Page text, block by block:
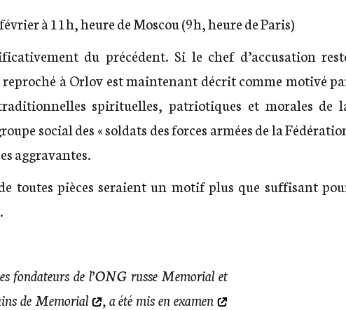
à 11h, heure de Moscou (9h, heure de Paris)
du précédent. Si le chef d’accusation
reproché à Orlov est maintenant décrit comme motivé
spirituelles, patriotiques et morales de
social des « soldats des forces armées de la
aggravantes.
toutes pièces seraient un motif plus que suffisant
fondateurs de l’ONG russe Memorial et
de Memorial , a étémis en examen